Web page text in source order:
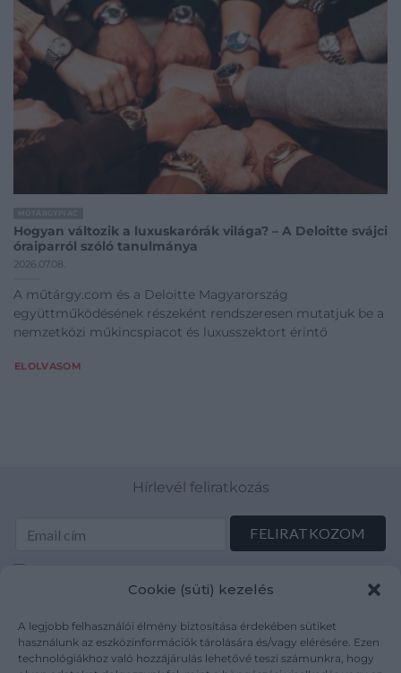
Cookie (süti) kezelés
A legjobb felhasználói élmény biztosítása érdekében sütiket
használunk az eszközinformációk tárolására és/vagy elérésére. Ezen
technológiákhoz való hozzájárulás lehetővé teszi számunkra, hogy
Hogyan változik a luxuskarórák világa? – A Deloitte svájci
óraiparról szóló tanulmánya
2026.07.08.
A műtárgy.com és a Deloitte Magyarország
együttműködésének részeként rendszeresen mutatjuk be a
nemzetközi műkincspiacot és luxusszektort érintő
ELOLVASOM
Hírlevél feliratkozás
mutargy.com/adatkezelesi-tajekoztato/
Rólunk
Médiaajánlat
Áraink
ÁSZF